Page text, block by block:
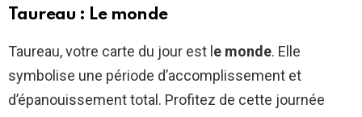
Taureau : Le monde
Taureau, votre carte du jour est le monde. Elle
symbolise une période d’accomplissement et
d’épanouissement total. Profitez de cette journée